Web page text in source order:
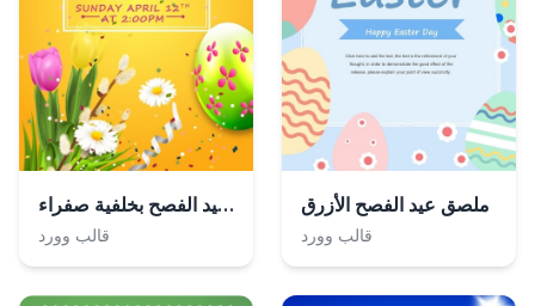
ملصق عيد الفصح بخلفية صفراء
قالب وورد
ملصق عيد الفصح الأزرق
قالب وورد